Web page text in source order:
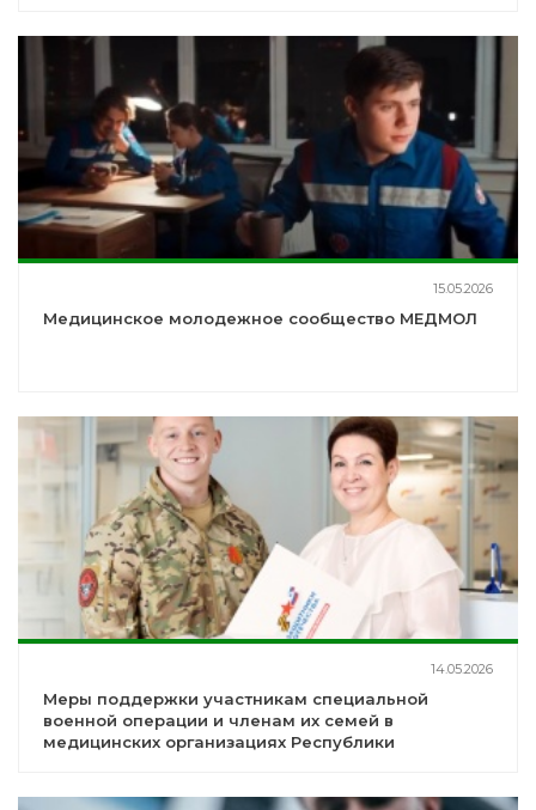
15.05.2026
Медицинское молодежное сообщество МЕДМОЛ
14.05.2026
Меры поддержки участникам специальной
военной операции и членам их семей в
медицинских организациях Республики